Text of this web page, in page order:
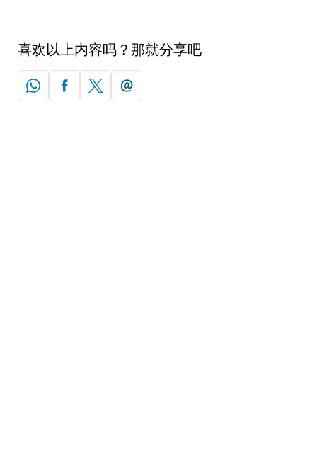
喜欢以上内容吗？那就分享吧